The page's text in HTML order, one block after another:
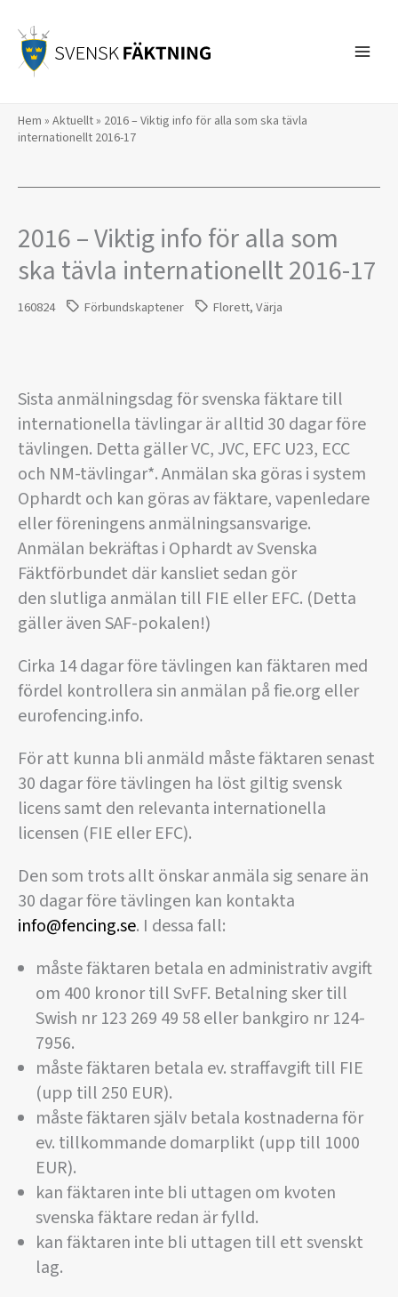
innehåll
Hem » Aktuellt» 2016 – ​Viktig info för alla som ska tävla
internationellt 2016-17
2016 – ​Viktig info för alla som
ska tävla internationellt 2016-17
160824 Förbundskaptener Florett,Värja
Sista anmälningsdag för svenska fäktare till
internationella tävlingar är alltid 30 dagar före
tävlingen. Detta gäller VC, JVC, EFC U23, ECC
och NM-tävlingar*. Anmälan ska göras i system
Ophardt och kan göras av fäktare, vapenledare
eller föreningens anmälningsansvarige.
Anmälan bekräftas i Ophardt av Svenska
Fäktförbundet där kansliet sedan gör
den slutliga anmälan till FIE eller EFC. (Detta
gäller även SAF-pokalen!)
Cirka 14 dagar före tävlingen kan fäktaren med
fördel kontrollera sin anmälan på fie.org eller
eurofencing.info.
För att kunna bli anmäld måste fäktaren senast
30 dagar före tävlingen ha löst giltig svensk
licens samt den relevanta internationella
licensen (FIE eller EFC).
Den som trots allt önskar anmäla sig senare än
30 dagar före tävlingen kan kontakta
info@fencing.se. I dessa fall:
måste fäktaren betala en administrativ avgift
om 400 kronor till SvFF. Betalning sker till
Swish nr 123 269 49 58 eller bankgiro nr 124-
7956.
måste fäktaren betala ev. straffavgift till FIE
(upp till 250 EUR).
måste fäktaren själv betala kostnaderna för
ev. tillkommande domarplikt (upp till 1000
EUR).
kan fäktaren inte bli uttagen om kvoten
svenska fäktare redan är fylld.
kan fäktaren inte bli uttagen till ett svenskt
lag.